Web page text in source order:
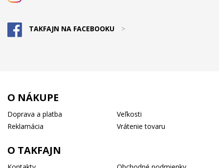
TAKFAJN NA FACEBOOKU >
O NÁKUPE
Doprava a platba
Veľkosti
Reklamácia
Vrátenie tovaru
O TAKFAJN